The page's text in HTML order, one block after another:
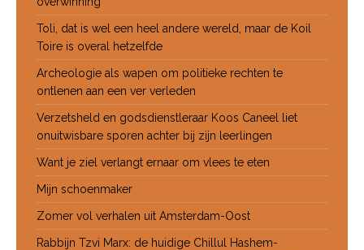
Toli, dat is wel een heel andere wereld, maar de Koil
Toire is overal hetzelfde
Archeologie als wapen om politieke rechten te
ontlenen aan een ver verleden
Verzetsheld en godsdienstleraar Koos Caneel liet
onuitwisbare sporen achter bij zijn leerlingen
Want je ziel verlangt ernaar om vlees te eten
Mijn schoenmaker
Zomer vol verhalen uit Amsterdam-Oost
Rabbijn Tzvi Marx: de huidige Chillul Hashem-